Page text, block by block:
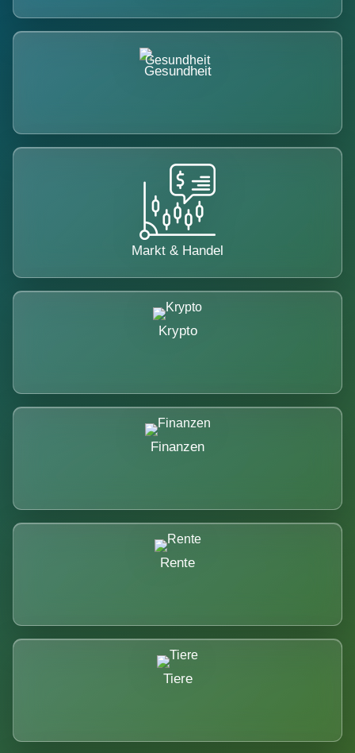
Gesundheit
Markt & Handel
Krypto
Finanzen
Rente
Tiere